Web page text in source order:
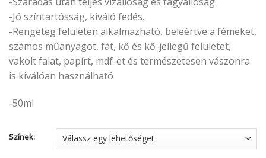
-Jó színtartósság, kiváló fedés.
-Rengeteg felületen alkalmazható, beleértve a fémeket,
számos műanyagot, fát, kő és kő-jellegű felületet,
vakolt falat, papírt, mdf-et és természetesen vászonra
is kiválóan használható
-50ml
Színek: